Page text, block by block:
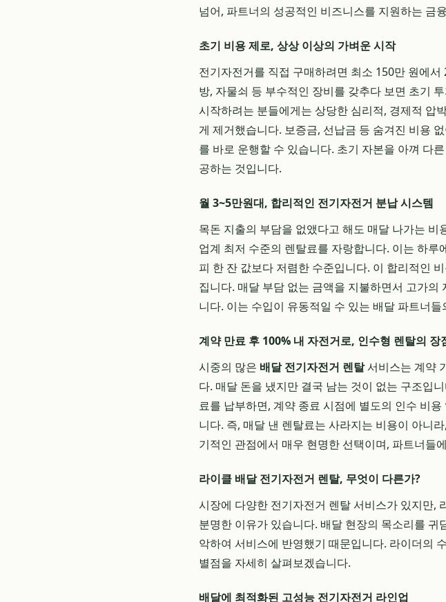
넘어, 파트너의 성공적인 비즈니스를 지원하는 금
초기 비용 제로, 상상 이상의 가벼운 시작
전기자전거를 직접 구매하려면 최소 150만 원에
방, 자물쇠 등 부수적인 장비를 갖추다 보면 초기
시작하려는 분들에게는 상당한 심리적, 경제적 압
게 제거했습니다. 보증금, 선납금 등 숨겨진 비용
를 바로 운행할 수 있습니다. 초기 자본을 아껴 다
공하는 것입니다.
월 3~5만원대, 합리적인 전기자전거 분납 시스템
목돈 지출의 부담을 없앴다고 해도 매달 나가는
업계 최저 수준의 렌탈료를 자랑합니다. 이는 하
피 한 잔 값보다 저렴한 수준입니다. 이 합리적인
집니다. 매달 부담 없는 금액을 지불하면서 고가
니다. 이는 수입이 유동적일 수 있는 배달 파트너
계약 만료 후 100% 내 자전거로, 인수형 렌탈의 장
시중의 많은 배달 전기자전거 렌탈서비스는 계약
다. 매달 돈을 냈지만 결국 남는 것이 없는 구조입
료를 납부하면, 계약 종료 시점에 별도의 인수 비
니다. 즉, 매달 낸 렌탈료는 사라지는 비용이 아니
기적인 관점에서 매우 현명한 선택이며, 파트너들
라이클 배달 전기자전거 렌탈, 무엇이 다른가?
시장에 다양한 전기자전거 렌탈 서비스가 있지만,
분명한 이유가 있습니다. 배달 현장의 목소리를
악하여 서비스에 반영했기 때문입니다. 라이더의
별점을 자세히 살펴보겠습니다.
배달에 최적화된 고성능 전기자전거 라인업